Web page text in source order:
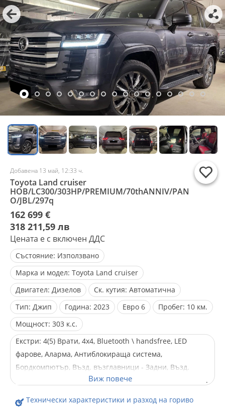
Добавена 13 май, 12:33 ч.
Toyota Land cruiser
НОВ/LC300/303HP/PREMIUM/70thANNIV/PAN
O/JBL/297q
162 699 €
318 211,59 лв
Цената е с включен ДДС
Състояние: Използвано
Марка и модел: Toyota Land cruiser
Двигател: Дизелов Ск. кутия: Автоматична
Тип: Джип Година: 2023 Евро 6 Пробег: 10 км.
Мощност: 303 к.с.
Екстри: 4(5) Врати, 4x4, Bluetooth \ handsfree, LED
фарове, Аларма, Антиблокираща система,
Бордкомпютър, Възд. възглавници - Задни, Възд.
възглавници - Предни, Възд. възглавници - Стран., Ел.
за стабилизиране, Климатроник, Кожен салон, Лети
Технически характеристики и разход на гориво